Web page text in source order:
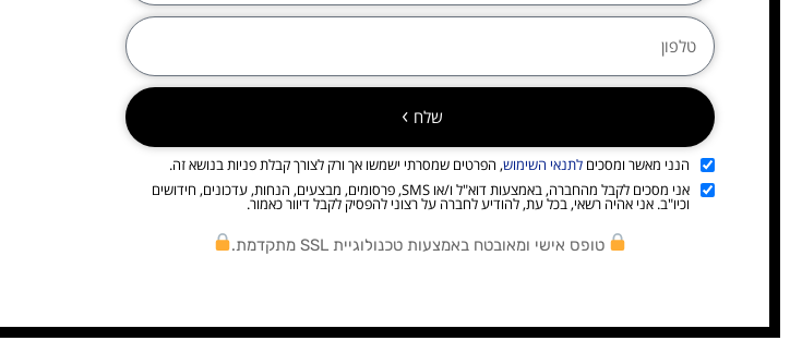
הנני מאשר ומסכים לתנאי השימוש, הפרטים שמסרתי ישמשו אך ורק לצורך קבלת פניות בנושא זה.
אני מסכים לקבל מהחברה, באמצעות דוא"ל ו/או SMS, פרסומים, מבצעים, הנחות, עדכונים, חידושים
וכיו"ב. אני אהיה רשאי, בכל עת, להודיע לחברה על רצוני להפסיק לקבל דיוור כאמור.
שלח
טופס אישי ומאובטח באמצעות טכנולוגיית SSL מתקדמת.